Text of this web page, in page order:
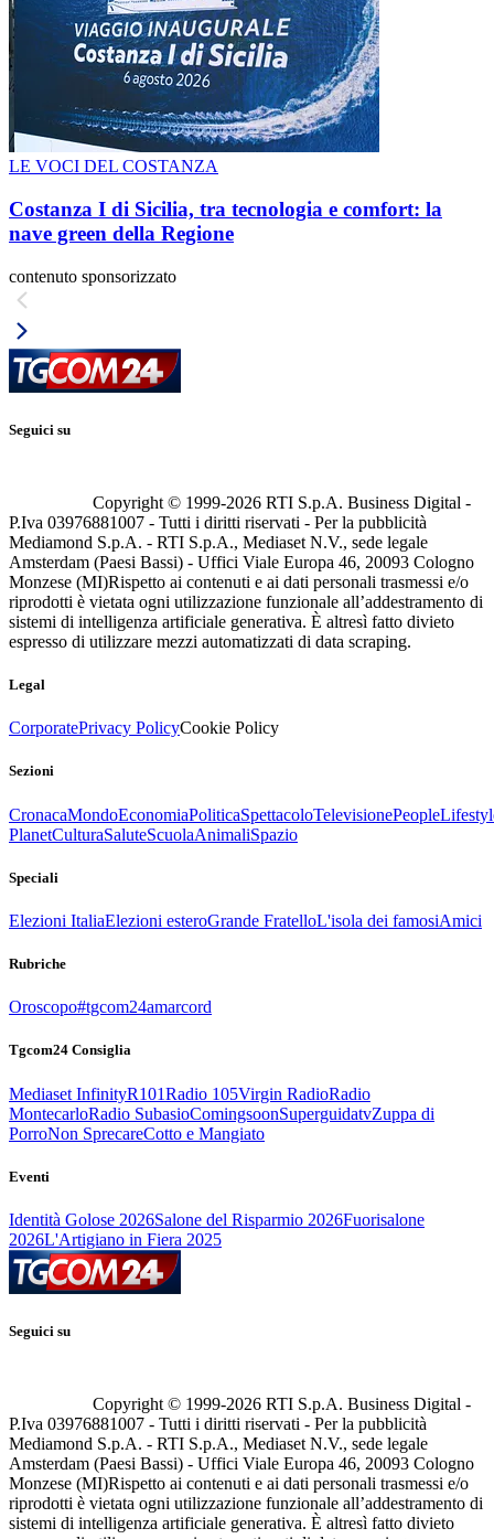
LE VOCI DEL COSTANZA
Costanza I di Sicilia, tra tecnologia e comfort: la
nave green della Regione
contenuto sponsorizzato
Seguici su
Copyright © 1999-2026 RTI S.p.A. Business Digital -
P.Iva 03976881007 - Tutti i diritti riservati - Per la pubblicità
Mediamond S.p.A. - RTI S.p.A., Mediaset N.V., sede legale
Amsterdam (Paesi Bassi) - Uffici Viale Europa 46, 20093 Cologno
Monzese (MI)Rispetto ai contenuti e ai dati personali trasmessi e/o
riprodotti è vietata ogni utilizzazione funzionale all’addestramento di
sistemi di intelligenza artificiale generativa. È altresì fatto divieto
espresso di utilizzare mezzi automatizzati di data scraping.
Legal
CorporatePrivacy PolicyCookie Policy
Sezioni
CronacaMondoEconomiaPoliticaSpettacoloTelevisionePeople
PlanetCulturaSaluteScuolaAnimaliSpazio
Speciali
Elezioni ItaliaElezioni esteroGrande FratelloL'isola dei famosiAmici
Rubriche
Oroscopo#tgcom24amarcord
Tgcom24 Consiglia
Mediaset InfinityR101Radio 105Virgin RadioRadio
MontecarloRadio SubasioComingsoonSuperguidatvZuppa di
PorroNon SprecareCotto e Mangiato
Eventi
Identità Golose 2026Salone del Risparmio 2026Fuorisalone
2026L'Artigiano in Fiera 2025
Seguici su
Copyright © 1999-2026 RTI S.p.A. Business Digital -
P.Iva 03976881007 - Tutti i diritti riservati - Per la pubblicità
Mediamond S.p.A. - RTI S.p.A., Mediaset N.V., sede legale
Amsterdam (Paesi Bassi) - Uffici Viale Europa 46, 20093 Cologno
Monzese (MI)Rispetto ai contenuti e ai dati personali trasmessi e/o
riprodotti è vietata ogni utilizzazione funzionale all’addestramento di
sistemi di intelligenza artificiale generativa. È altresì fatto divieto